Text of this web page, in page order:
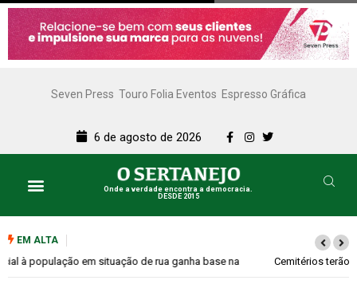
Seven Press Touro Folia Eventos Espresso Gráfica
6 de agosto de 2026
Onde a verdade encontra a democracia.
DESDE 2015
EM ALTA Cemitérios terão horário especial e missas no Dia dos Pais